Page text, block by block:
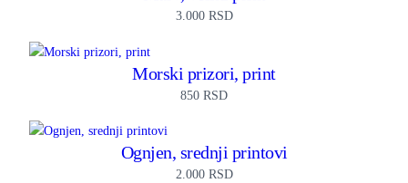
3.000 RSD
Morski prizori, print
850 RSD
Ognjen, srednji printovi
2.000 RSD